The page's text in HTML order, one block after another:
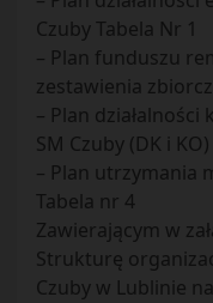
Czuby Tabela Nr 1
– Plan funduszu
zestawienia
– Plan
SM Czuby (DK i
– Plan utrzymania
Tabela nr 4
Zawierającym w
Strukturę
Czuby w Lublinie